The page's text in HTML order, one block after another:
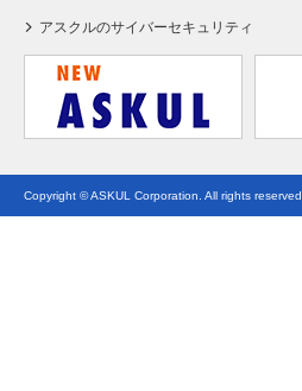
アスクルのサイバーセキュリティ
Copyright © ASKUL Corporation. All rights reserved.